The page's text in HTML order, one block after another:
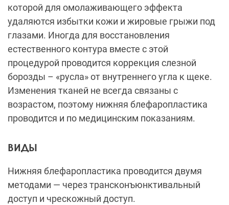
которой для омолаживающего эффекта
удаляются избытки кожи и жировые грыжи под
глазами. Иногда для восстановления
естественного контура вместе с этой
процедурой проводится коррекция слезной
борозды – «русла» от внутреннего угла к щеке.
Изменения тканей не всегда связаны с
возрастом, поэтому нижняя блефаропластика
проводится и по медицинским показаниям.
ВИДЫ
Нижняя блефаропластика проводится двумя
методами — через трансконъюнктивальный
доступ и чрескожный доступ.